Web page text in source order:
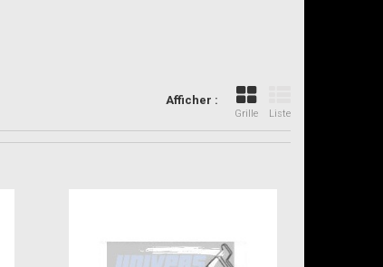
Afficher :
Grille Liste